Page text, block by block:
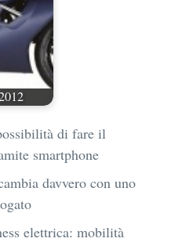
di fare il
smartphone
davvero con uno
elettrica: mobilità